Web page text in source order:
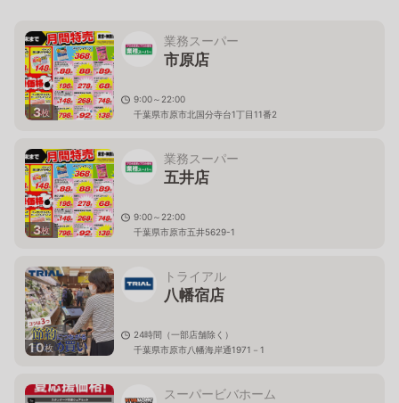
3枚
業務スーパー
市原店
9:00～22:00
千葉県市原市北国分寺台1丁目11番2
3枚
業務スーパー
五井店
9:00～22:00
千葉県市原市五井5629-1
10枚
トライアル
八幡宿店
24時間（一部店舗除く）
千葉県市原市八幡海岸通1971－1
スーパービバホーム